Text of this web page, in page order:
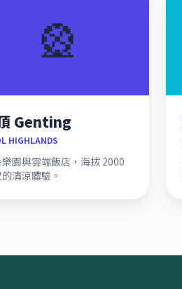
🎡
Genting
HIGHLANDS
園與雲端飯店，海拔 2000
清涼體驗。